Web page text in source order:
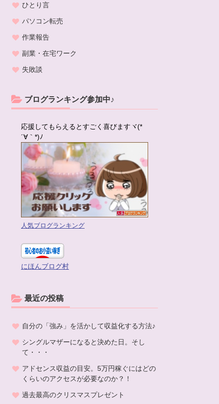
ひとり言
パソコン転売
作業報告
副業・在宅ワーク
失敗談
ブログランキング参加中♪
応援してもらえるとすごく喜びますヾ(*
´∀｀*)ﾉ
人気ブログランキング
にほんブログ村
最近の投稿
自分の「強み」を活かして収益化する方法♪
シングルマザーになると決めた日。そし
て・・・
アドセンス収益の目安。5万円稼ぐにはどの
くらいのアクセスが必要なのか？！
過去最高のクリスマスプレゼント